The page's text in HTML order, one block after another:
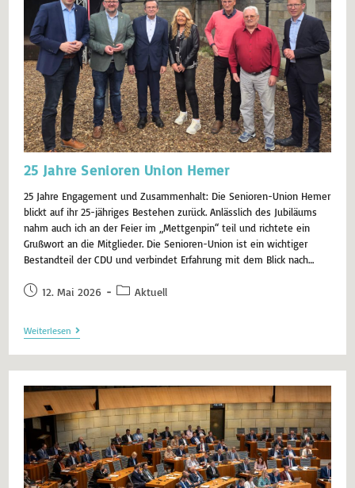
25 Jahre Senioren Union Hemer
25 Jahre Engagement und Zusammenhalt: Die Senioren-Union Hemer
blickt auf ihr 25-jähriges Bestehen zurück. Anlässlich des Jubiläums
nahm auch ich an der Feier im „Mettgenpin“ teil und richtete ein
Grußwort an die Mitglieder. Die Senioren-Union ist ein wichtiger
Bestandteil der CDU und verbindet Erfahrung mit dem Blick nach…
12. Mai 2026 Aktuell
Weiterlesen